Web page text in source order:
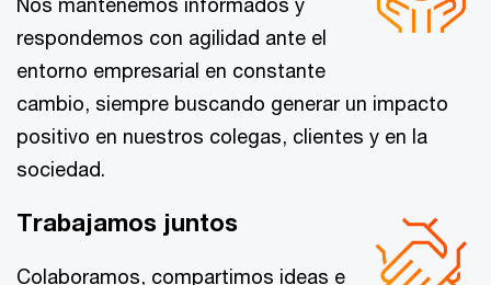
respondemos con agilidad ante el
entorno empresarial en constante
cambio, siempre buscando generar un impacto
positivo en nuestros colegas, clientes y en la
sociedad.
Trabajamos juntos
Colaboramos, compartimos ideas e